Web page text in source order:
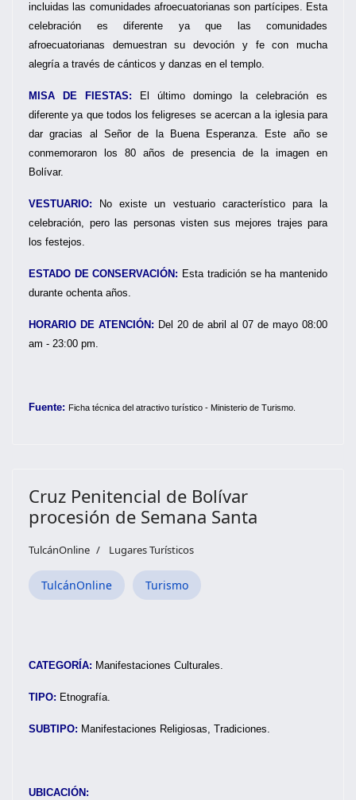
incluidas las comunidades afroecuatorianas son partícipes. Esta
celebración es diferente ya que las comunidades
afroecuatorianas demuestran su devoción y fe con mucha
alegría a través de cánticos y danzas en el templo.
MISA DE FIESTAS: El último domingo la celebración es
diferente ya que todos los feligreses se acercan a la iglesia para
dar gracias al Señor de la Buena Esperanza. Este año se
conmemoraron los 80 años de presencia de la imagen en
Bolívar.
VESTUARIO: No existe un vestuario característico para la
celebración, pero las personas visten sus mejores trajes para
los festejos.
ESTADO DE CONSERVACIÓN: Esta tradición se ha mantenido
durante ochenta años.
HORARIO DE ATENCIÓN: Del 20 de abril al 07 de mayo 08:00
am - 23:00 pm.
Fuente: Ficha técnica del atractivo turístico - Ministerio de Turismo.
Cruz Penitencial de Bolívar
procesión de Semana Santa
TulcánOnline Lugares Turísticos
TulcánOnline Turismo
CATEGORÍA: Manifestaciones Culturales.
TIPO: Etnografía.
SUBTIPO: Manifestaciones Religiosas, Tradiciones.
UBICACIÓN: